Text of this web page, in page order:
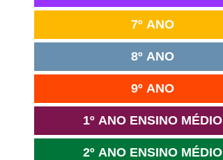
7º ANO
8º ANO
9º ANO
1º ANO ENSINO MÉDIO
2º ANO ENSINO MÉDIO